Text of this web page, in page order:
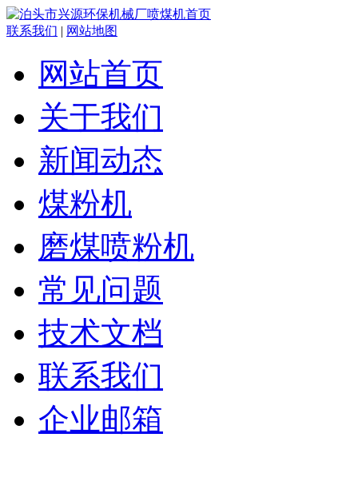
联系我们 | 网站地图
网站首页
关于我们
新闻动态
煤粉机
磨煤喷粉机
常见问题
技术文档
联系我们
企业邮箱